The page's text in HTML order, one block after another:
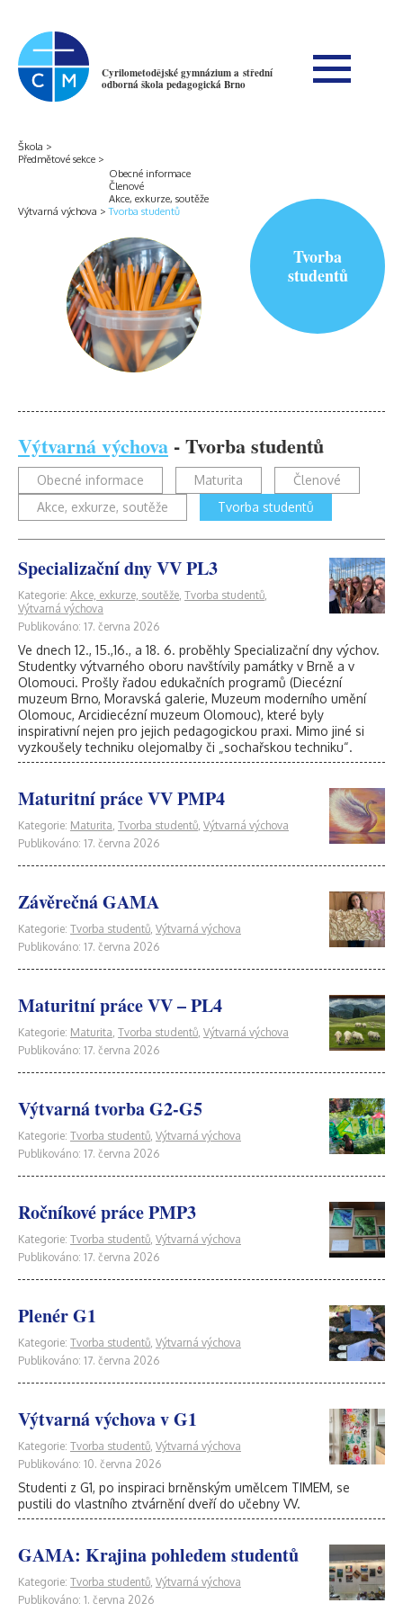
Cyrilometodějské gymnázium a střední
odborná škola pedagogická Brno
Škola
Předmětové sekce
Výtvarná výchova
Obecné informace
Členové
Akce, exkurze, soutěže
Tvorba studentů
Tvorba
studentů
Výtvarná výchova - Tvorba studentů
Obecné informace Maturita
Členové
Akce, exkurze, soutěže
Tvorba studentů
Specializační dny VV PL3
Kategorie: Akce, exkurze, soutěže, Tvorba studentů,
Výtvarná výchova
Publikováno: 17. června 2026
Ve dnech 12., 15.,16., a 18. 6. proběhly Specializační dny výchov.
Studentky výtvarného oboru navštívily památky v Brně a v
Olomouci. Prošly řadou edukačních programů (Diecézní
muzeum Brno, Moravská galerie, Muzeum moderního umění
Olomouc, Arcidiecézní muzeum Olomouc), které byly
inspirativní nejen pro jejich pedagogickou praxi. Mimo jiné si
vyzkoušely techniku olejomalby či „sochařskou techniku“.
Maturitní práce VV PMP4
Kategorie: Maturita, Tvorba studentů, Výtvarná výchova
Publikováno: 17. června 2026
Závěrečná GAMA
Kategorie: Tvorba studentů, Výtvarná výchova
Publikováno: 17. června 2026
Maturitní práce VV – PL4
Kategorie: Maturita, Tvorba studentů, Výtvarná výchova
Publikováno: 17. června 2026
Výtvarná tvorba G2-G5
Kategorie: Tvorba studentů, Výtvarná výchova
Publikováno: 17. června 2026
Ročníkové práce PMP3
Kategorie: Tvorba studentů, Výtvarná výchova
Publikováno: 17. června 2026
Plenér G1
Kategorie: Tvorba studentů, Výtvarná výchova
Publikováno: 17. června 2026
Výtvarná výchova v G1
Kategorie: Tvorba studentů, Výtvarná výchova
Publikováno: 10. června 2026
Studenti z G1, po inspiraci brněnským umělcem TIMEM, se
pustili do vlastního ztvárnění dveří do učebny VV.
GAMA: Krajina pohledem studentů
Kategorie: Tvorba studentů, Výtvarná výchova
Publikováno: 1. června 2026